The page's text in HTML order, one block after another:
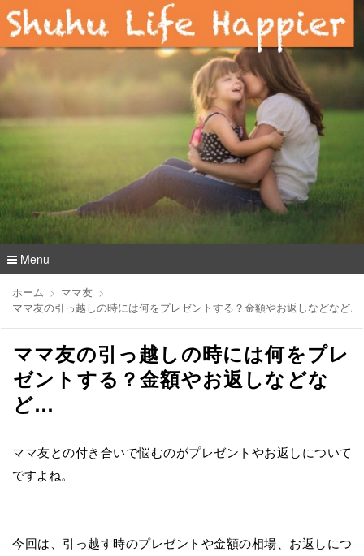
Menu
ン
ホーム
ママ友
ママ友の引っ越しの時には何をプレゼントする？金額やお返しなどなど…
ママ友の引っ越しの時には何をプレ
ゼントする？金額やお返しなどな
ど…
ママ友との付き合いで悩むのがプレゼントやお返しについて
ですよね。
今回は、引っ越す時のプレゼントや金額の相場、お返しにつ